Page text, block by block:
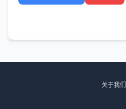
关于我们